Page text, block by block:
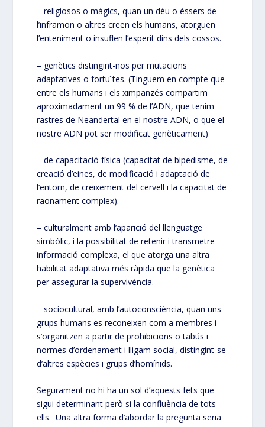
– religiosos o màgics, quan un déu o éssers de
l’inframon o altres creen els humans, atorguen
l’enteniment o insuflen l’esperit dins dels cossos.
– genètics distingint-nos per mutacions
adaptatives o fortuïtes. (Tinguem en compte que
entre els humans i els ximpanzés compartim
aproximadament un 99 % de l’ADN, que tenim
rastres de Neandertal en el nostre ADN, o que el
nostre ADN pot ser modificat genèticament)
– de capacitació física (capacitat de bipedisme, de
creació d’eines, de modificació i adaptació de
l’entorn, de creixement del cervell i la capacitat de
raonament complex).
– culturalment amb l’aparició del llenguatge
simbòlic, i la possibilitat de retenir i transmetre
informació complexa, el que atorga una altra
habilitat adaptativa més ràpida que la genètica
per assegurar la supervivència.
– sociocultural, amb l’autoconsciència, quan uns
grups humans es reconeixen com a membres i
s’organitzen a partir de prohibicions o tabús i
normes d’ordenament i lligam social, distingint-se
d’altres espècies i grups d’homínids.
Segurament no hi ha un sol d’aquests fets que
sigui determinant però si la confluència de tots
ells. Una altra forma d’abordar la pregunta seria